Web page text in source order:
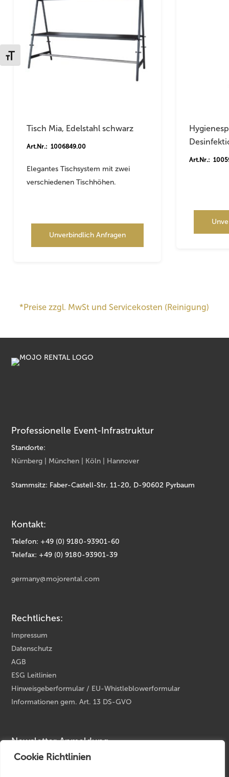
Cookie Richtlinien
Schrift vergrößern
Tisch Mia, Edelstahl schwarz
Art.Nr.: 1006849.00
Elegantes Tischsystem mit zwei
verschiedenen Tischhöhen.
Unverbindlich Anfragen
Art.Nr.:
*Preise zzgl. MwSt und Servicekosten (Reinigung)
Professionelle Event-Infrastruktur
Standorte:
Nürnberg | München | Köln | Hannover
Stammsitz: Faber-Castell-Str. 11-20, D-90602 Pyrbaum
Kontakt:
Telefon: +49 (0) 9180-93901-60
Telefax: +49 (0) 9180-93901-39
germany@mojorental.com
Rechtliches:
Impressum
Datenschutz
AGB
ESG Leitlinien
Hinweisgeberformular / EU-Whistleblowerformular
Informationen gem. Art. 13 DS-GVO
Newsletter Anmeldung